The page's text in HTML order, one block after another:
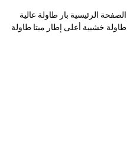
الصفحة الرئيسية بار طاولة عالية
طاولة خشبية أعلى إطار ميتا طاولة